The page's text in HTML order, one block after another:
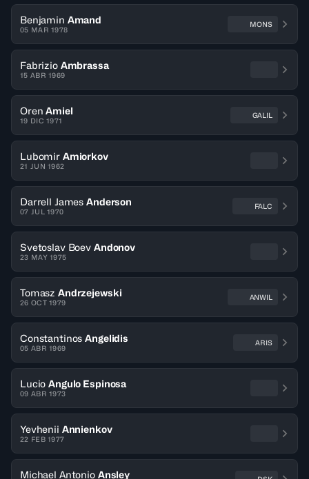
Benjamin Amand
05 MAR 1978
MONS
Fabrizio Ambrassa
15 ABR 1969
Oren Amiel
19 DIC 1971
GALIL
Lubomir Amiorkov
21 JUN 1962
Darrell James Anderson
07 JUL 1970
FALC
Svetoslav Boev Andonov
23 MAY 1975
Tomasz Andrzejewski
26 OCT 1979
ANWIL
Constantinos Angelidis
05 ABR 1969
ARIS
Lucio Angulo Espinosa
09 ABR 1973
Yevhenii Annienkov
22 FEB 1977
Michael Antonio Ansley